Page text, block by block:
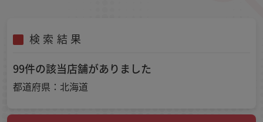
検索結果
99件の該当店舗がありました
都道府県：北海道